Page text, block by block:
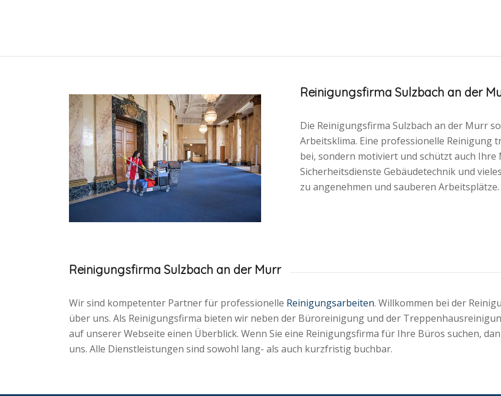
Reinigungsfirma Sulzbach an der
Die Reinigungsfirma Sulzbach an der Murr
Arbeitsklima. Eine professionelle
bei, sondern motiviert und schützt auch
Sicherheitsdienste Gebäudetechnik und
zu angenehmen und sauberen Arbeitsplätze.
Reinigungsfirma Sulzbach an der Murr
Wir sind kompetenter Partner für professionelle Reinigungsarbeiten. Willkommen bei der
über uns. Als Reinigungsfirma bieten wir neben der Büroreinigung und der
auf unserer Webseite einen Überblick. Wenn Sie eine Reinigungsfirma für Ihre Büros suchen,
uns. Alle Dienstleistungen sind sowohl lang- als auch kurzfristig buchbar.